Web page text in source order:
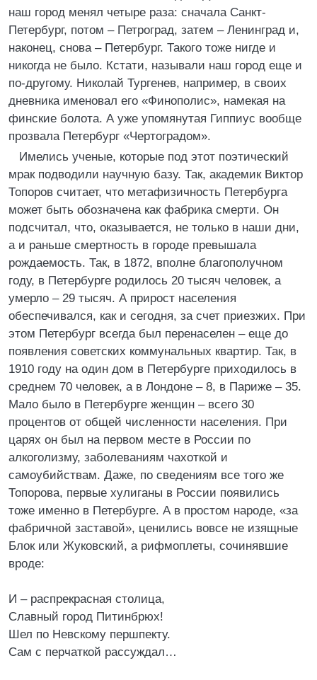
наш город менял четыре раза: сначала Санкт-
Петербург, потом – Петроград, затем – Ленинград и,
наконец, снова – Петербург. Такого тоже нигде и
никогда не было. Кстати, называли наш город еще и
по-другому. Николай Тургенев, например, в своих
дневника именовал его «Финополис», намекая на
финские болота. А уже упомянутая Гиппиус вообще
прозвала Петербург «Чертоградом».
Имелись ученые, которые под этот поэтический
мрак подводили научную базу. Так, академик Виктор
Топоров считает, что метафизичность Петербурга
может быть обозначена как фабрика смерти. Он
подсчитал, что, оказывается, не только в наши дни,
а и раньше смертность в городе превышала
рождаемость. Так, в 1872, вполне благополучном
году, в Петербурге родилось 20 тысяч человек, а
умерло – 29 тысяч. А прирост населения
обеспечивался, как и сегодня, за счет приезжих. При
этом Петербург всегда был перенаселен – еще до
появления советских коммунальных квартир. Так, в
1910 году на один дом в Петербурге приходилось в
среднем 70 человек, а в Лондоне – 8, в Париже – 35.
Мало было в Петербурге женщин – всего 30
процентов от общей численности населения. При
царях он был на первом месте в России по
алкоголизму, заболеваниям чахоткой и
самоубийствам. Даже, по сведениям все того же
Топорова, первые хулиганы в России появились
тоже именно в Петербурге. А в простом народе, «за
фабричной заставой», ценились вовсе не изящные
Блок или Жуковский, а рифмоплеты, сочинявшие
вроде:
И – распрекрасная столица,
Славный город Питинбрюх!
Шел по Невскому першпекту.
Сам с перчаткой рассуждал…